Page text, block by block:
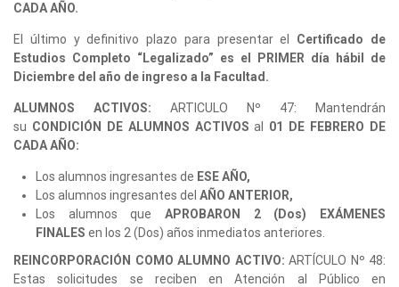
CADA AÑO.
El último y definitivo plazo para presentar el Certificado de
Estudios Completo “Legalizado” es el PRIMER día hábil de
Diciembre del año de ingreso a la Facultad.
ALUMNOS ACTIVOS: ARTICULO Nº 47: Mantendrán
su CONDICIÓN DE ALUMNOS ACTIVOS al 01 DE FEBRERO DE
CADA AÑO:
Los alumnos ingresantes de ESE AÑO,
Los alumnos ingresantes del AÑO ANTERIOR,
Los alumnos que APROBARON 2 (Dos) EXÁMENES
FINALES en los 2 (Dos) años inmediatos anteriores.
REINCORPORACIÓN COMO ALUMNO ACTIVO: ARTÍCULO Nº 48:
Estas solicitudes se reciben en Atención al Público en